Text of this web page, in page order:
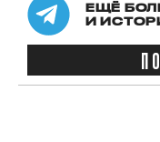
ЕЩЁ
И